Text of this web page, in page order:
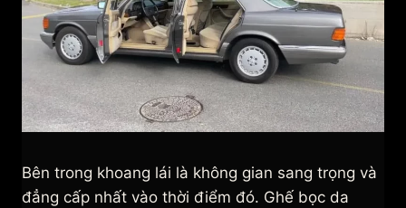
Bên trong khoang lái là không gian sang trọng và
đẳng cấp nhất vào thời điểm đó. Ghế bọc da